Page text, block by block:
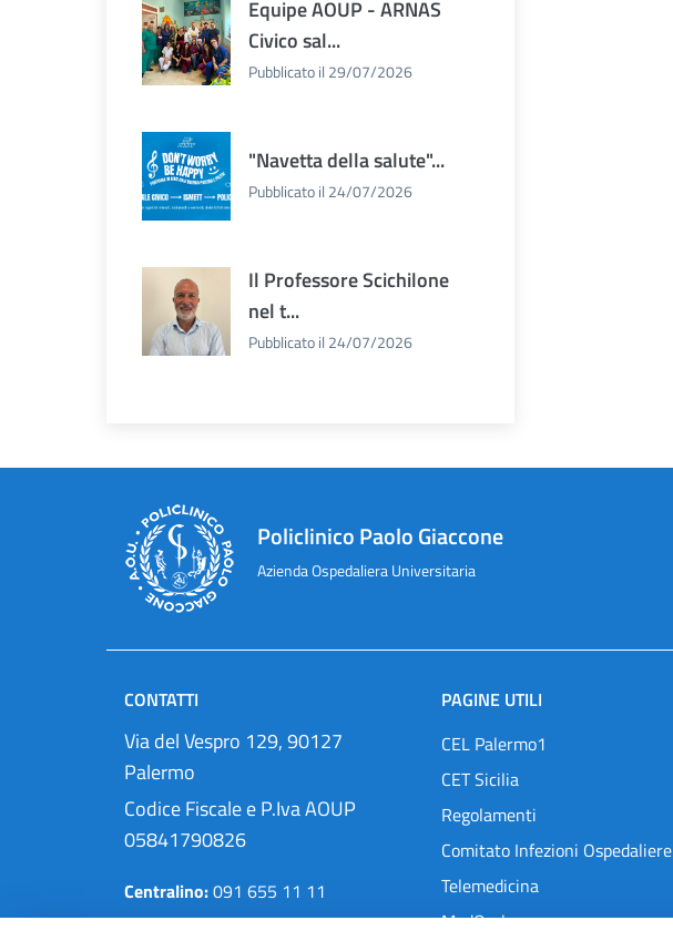
Equipe AOUP - ARNAS
Civico sal...
Pubblicato il 29/07/2026
"Navetta della salute"...
Pubblicato il 24/07/2026
Il Professore Scichilone
nel t...
Pubblicato il 24/07/2026
Policlinico Paolo Giaccone
Azienda Ospedaliera Universitaria
CONTATTI
Via del Vespro 129, 90127
Palermo
Codice Fiscale e P.Iva AOUP
05841790826
Centralino:091 655 11 11
Pec:protocollo@cert.policlinico.pa.it
PAGINE UTILI
CEL Palermo1
CET Sicilia
Regolamenti
Comitato Infezioni Ospedaliere
Telemedicina
MedOral